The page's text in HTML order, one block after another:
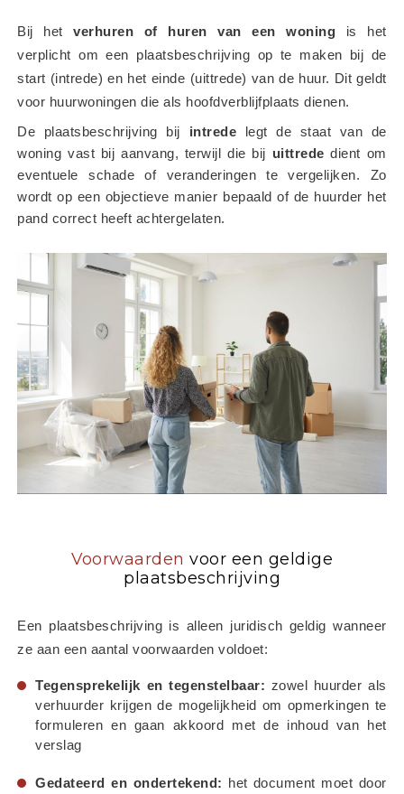
Bij het verhuren of huren van een woning is het
verplicht om een plaatsbeschrijving op te maken bij de
start (intrede) en het einde (uittrede) van de huur. Dit geldt
voor huurwoningen die als hoofdverblijfplaats dienen.
De plaatsbeschrijving bij intrede legt de staat van de
woning vast bij aanvang, terwijl die bij uittrede dient om
eventuele schade of veranderingen te vergelijken. Zo
wordt op een objectieve manier bepaald of de huurder het
pand correct heeft achtergelaten.
Voorwaarden voor een geldige
plaatsbeschrijving
Een plaatsbeschrijving is alleen juridisch geldig wanneer
ze aan een aantal voorwaarden voldoet:
Tegensprekelijk en tegenstelbaar: zowel huurder als
verhuurder krijgen de mogelijkheid om opmerkingen te
formuleren en gaan akkoord met de inhoud van het
verslag
Gedateerd en ondertekend:
het document moet door